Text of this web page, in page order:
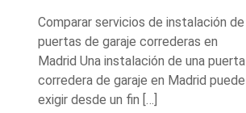
Comparar servicios de instalación de
puertas de garaje correderas en
Madrid Una instalación de una puerta
corredera de garaje en Madrid puede
exigir desde un fin […]